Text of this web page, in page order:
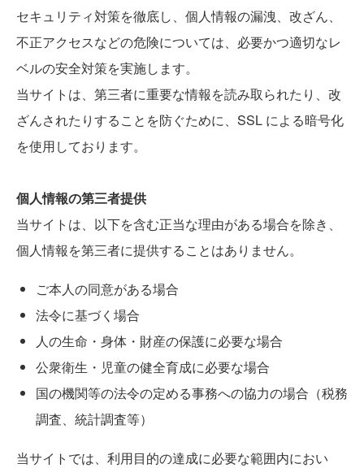
セキュリティ対策を徹底し、個人情報の漏洩、改ざん、
不正アクセスなどの危険については、必要かつ適切なレ
ベルの安全対策を実施します。
当サイトは、第三者に重要な情報を読み取られたり、改
ざんされたりすることを防ぐために、SSL による暗号化
を使用しております。
個人情報の第三者提供
当サイトは、以下を含む正当な理由がある場合を除き、
個人情報を第三者に提供することはありません。
ご本人の同意がある場合
法令に基づく場合
人の生命・身体・財産の保護に必要な場合
公衆衛生・児童の健全育成に必要な場合
国の機関等の法令の定める事務への協力の場合（税務
調査、統計調査等）
当サイトでは、利用目的の達成に必要な範囲内におい